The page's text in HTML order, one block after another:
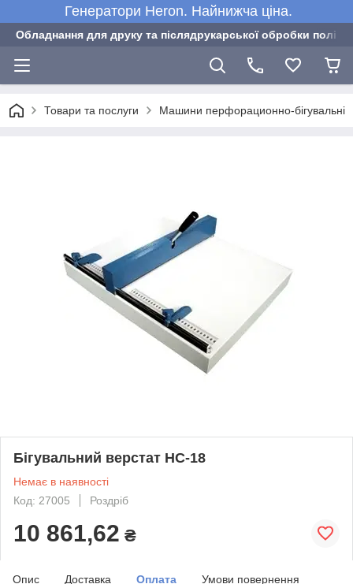
Генератори Heron. Найнижча ціна.
Обладнання для друку та післядрукарської обробки
Товари та послуги Машини перфорационно-бігувальні
Бігувальний верстат HC-18
Немає в наявності
Код: 27005
Роздріб
10 861,62 ₴
Опис Доставка Оплата Умови повернення